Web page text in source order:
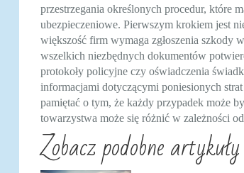
przestrzegania określonych procedur, które
ubezpieczeniowe. Pierwszym krokiem jest
większość firm wymaga zgłoszenia szkody
wszelkich niezbędnych dokumentów
protokoły policyjne czy oświadczenia
informacjami dotyczącymi poniesionych
pamiętać o tym, że każdy przypadek może
towarzystwa może się różnić w zależności
Zobacz podobne